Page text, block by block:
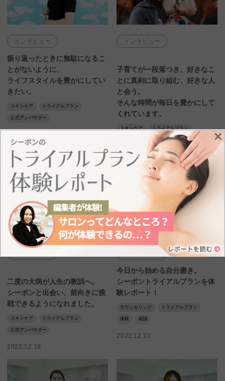
インタビュー
振り返ったときに無駄になるこ
とがないように、
ライフスタイルを豊かにしてい
きたい。
スキンケア トライアルプラン
公式アンバサダー
インタビュー
子育てが一段落つき、好きなこ
とに真剣に取り組む、好きな人
と会う。
そんな時間が毎日を豊かにして
くれています。
スキンケア トライアルプラン
公式アンバサダー
2022.12.27
二度の大病が人生の教訓へ。
シーボンと出会い、前向きに挑
戦できるようになれました。
スキンケア トライアルプラン
公式アンバサダー
2022.12.19
今日から始める自分磨き。
シーボントライアルプランを体
験レポート！
カウンセリング トライアルプラン
体験 相談
2022.12.13
×